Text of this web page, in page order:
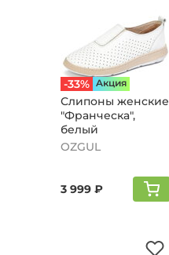
-33% Aкция
Слипоны женские
"Франческа",
белый
OZGUL
3 999 ₽